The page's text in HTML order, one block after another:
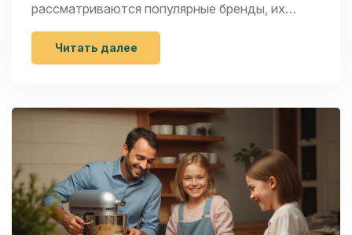
рассматриваются популярные бренды, их
особенности и советы по выбору идеального
оборудования. Обратите внимание на
функционал, доступность запчастей и отзывы
рекомендации, чтобы сделать правильный
выбор и наслаждаться процессом готовки.
Читать далее